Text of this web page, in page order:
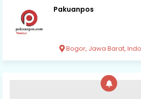
Pakuanpos
Bogor, Jawa Barat,